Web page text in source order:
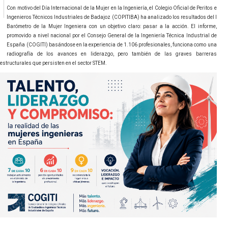
Con motivo del Día Internacional de la Mujer en la Ingeniería, el Colegio Oficial de Peritos e
Ingenieros Técnicos Industriales de Badajoz (COPITIBA) ha analizado los resultados del I
Barómetro de la Mujer Ingeniera con un objetivo claro: pasar a la acción. El informe,
promovido a nivel nacional por el Consejo General de la Ingeniería Técnica Industrial de
España (COGITI) basándose en la experiencia de 1.106 profesionales, funciona como una
radiografía de los avances en liderazgo, pero también de las graves barreras
estructurales que persisten en el sector STEM.